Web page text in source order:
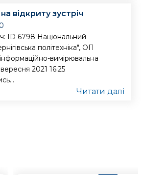
відкриту зустріч
ID 6798 Національний
політехніка", ОП
вимірювальна
2021 16:25
Читати далі